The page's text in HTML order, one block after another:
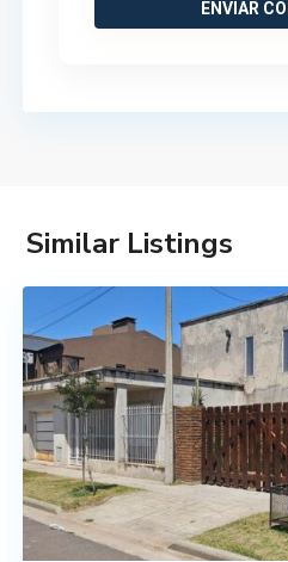
Similar Listings